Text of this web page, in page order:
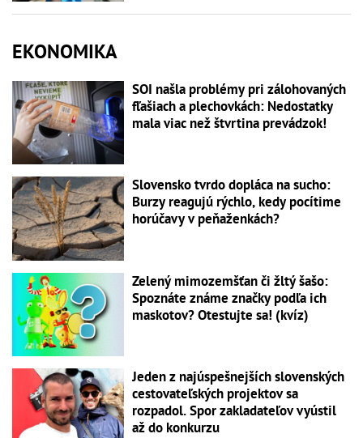
EKONOMIKA
SOI našla problémy pri zálohovaných
fľašiach a plechovkách: Nedostatky
mala viac než štvrtina prevádzok!
Slovensko tvrdo dopláca na sucho:
Burzy reagujú rýchlo, kedy pocítime
horúčavy v peňaženkách?
Zelený mimozemšťan či žltý šašo:
Spoznáte známe značky podľa ich
maskotov? Otestujte sa! (kvíz)
Jeden z najúspešnejších slovenských
cestovateľských projektov sa
rozpadol. Spor zakladateľov vyústil
až do konkurzu